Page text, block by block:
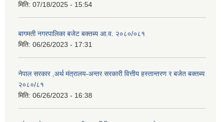
मिति: 07/18/2025 - 15:54
बागमती नगरपालिका बजेट बक्तब्य आ.व. २०८०/०८१
मिति: 06/26/2023 - 17:31
नेपाल सरकार ,अर्थ मंत्रालय-अन्तर सरकारी वित्तीय हस्तान्तरण र बजेत बक्तब्य
२०८०/८१
मिति: 06/26/2023 - 16:38